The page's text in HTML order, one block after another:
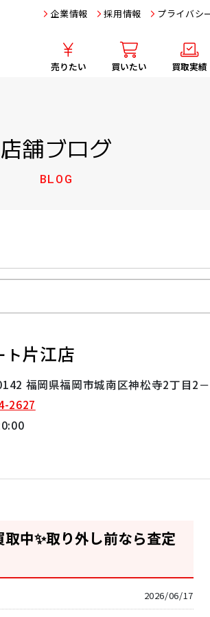
企業情報 採用情報 プライバシ
売りたい 買いたい 買取実績
店舗ブログ
BLOG
ト片江店
福岡県福岡市城南区神松寺2丁目2
2627
中✨取り外し前なら査定
2026/06/17